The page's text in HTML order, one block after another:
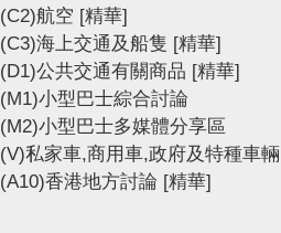
(C2)航空 [精華]
(C3)海上交通及船隻 [精華]
(D1)公共交通有關商品 [精華]
(M1)小型巴士綜合討論
(M2)小型巴士多媒體分享區
(V)私家車,商用車,政府及特種車輛
(A10)香港地方討論 [精華]